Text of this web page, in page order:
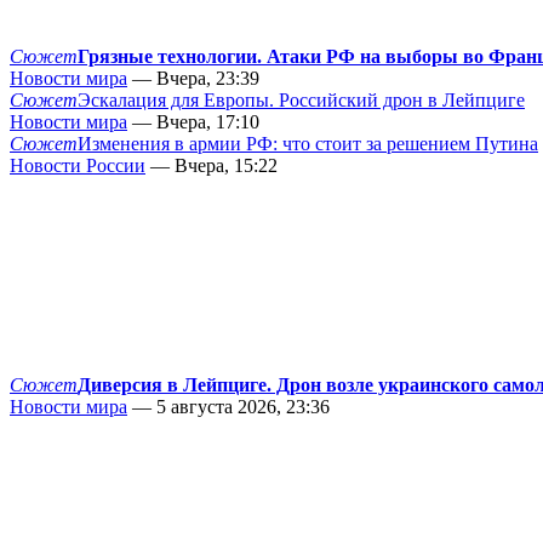
СюжетГрязные технологии. Атаки РФ на выборы во
Новости мира — Вчера, 23:39
СюжетЭскалация для Европы. Российский дрон в Лейпциге
Новости мира — Вчера, 17:10
СюжетИзменения в армии РФ: что стоит за решением Путина
Новости России — Вчера, 15:22
СюжетДиверсия в Лейпциге. Дрон возле украинского
Новости мира — 5 августа 2026, 23:36